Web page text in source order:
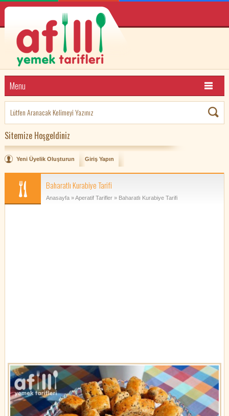
Menu
Sitemize Hoşgeldiniz
Yeni Üyelik Oluşturun Giriş Yapın
Baharatlı Kurabiye Tarifi
Anasayfa»Aperatif Tarifler» Baharatlı Kurabiye Tarifi